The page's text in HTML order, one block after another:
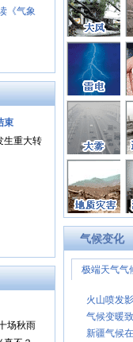
《气象
束
生重大转
场秋雨
气候变化
极端天气气
火山喷发
气候变暖
新疆气候